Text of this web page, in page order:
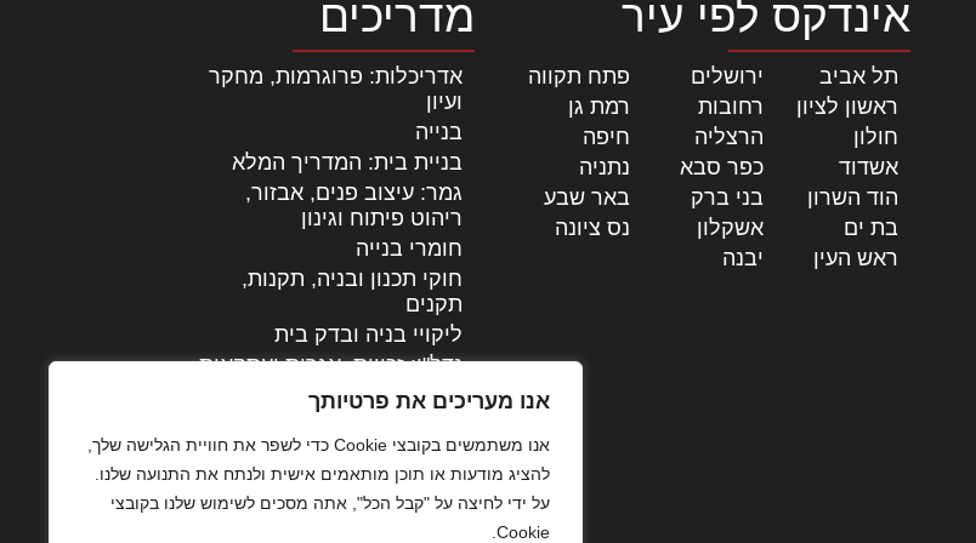
אנו מעריכים את פרטיותך
אנו משתמשים בקובצי Cookie כדי לשפר את חוויית הגלישה שלך,
להציג מודעות או תוכן מותאמים אישית ולנתח את התנועה שלנו.
על ידי לחיצה על "קבל הכל", אתה מסכים לשימוש שלנו בקובצי
Cookie.
אינדקס לפי עיר
תל אביב ירושלים פתח תקווה
ראשון לציון
רחובות| רמת גן
חולון
הרצליה חיפה
אשדוד
כפר סבא| נתניה
הוד השרון
בני ברק באר שבע
בת ים
אשקלון נס ציונה
ראש העין
יבנה
מדריכים
אדריכלות: פרוגרמות, מחקר
ועיון
בנייה
בניית בית: המדריך המלא
גמר: עיצוב פנים, אבזור,
ריהוט פיתוח וגינון
חומרי בנייה
חוקי תכנון ובניה, תקנות,
תקנים
ליקויי בניה ובדק בית
נדל"ן: זכויות, אגרות ועסקאות
עיצוב הבית
מתקדמות
צילום אדריכלי
שיווק נדלן